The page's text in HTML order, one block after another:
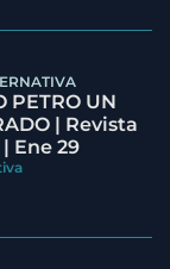
PETRO UN
| Revista
Ene 29